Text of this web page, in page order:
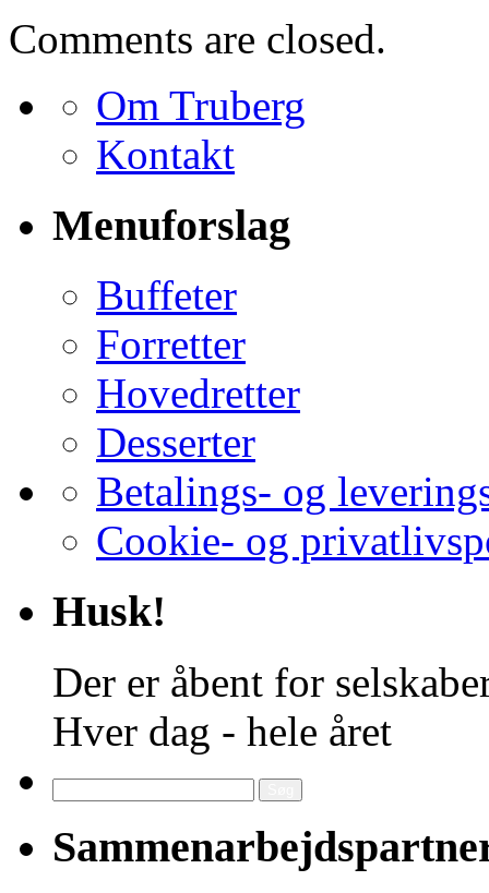
Nielsen
Comments are closed.
Om Truberg
Kontakt
Menuforslag
Buffeter
Forretter
Hovedretter
Desserter
Betalings- og
Cookie- og
Husk!
Der er åbent for
Hver dag - hele året
efter: